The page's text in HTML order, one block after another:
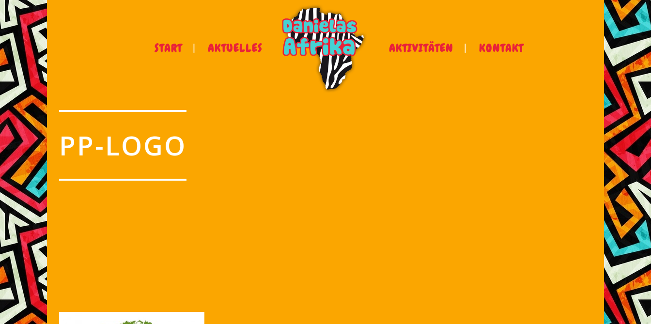
START AKTUELLES AKTIVITÄTEN KONTAKT
PP-LOGO